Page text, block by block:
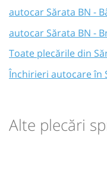
autocar Sărata BN -
autocar Sărata BN -
Toate plecările din
Închirieri autocare în
Alte plecări